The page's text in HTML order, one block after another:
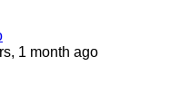
1 month ago